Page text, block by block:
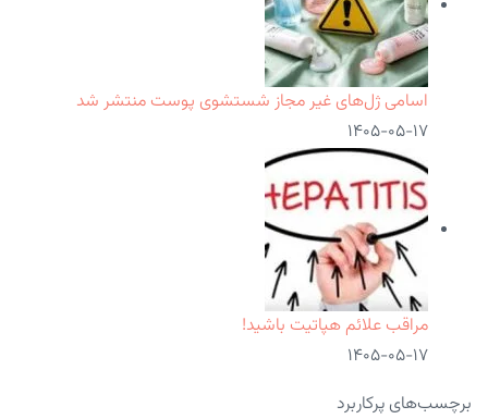
اسامی ژل‌های غیر مجاز شستشوی پوست منتشر شد
۱۴۰۵-۰۵-۱۷
مراقب علائم هپاتیت باشید!
۱۴۰۵-۰۵-۱۷
برچسب‌های پرکاربرد